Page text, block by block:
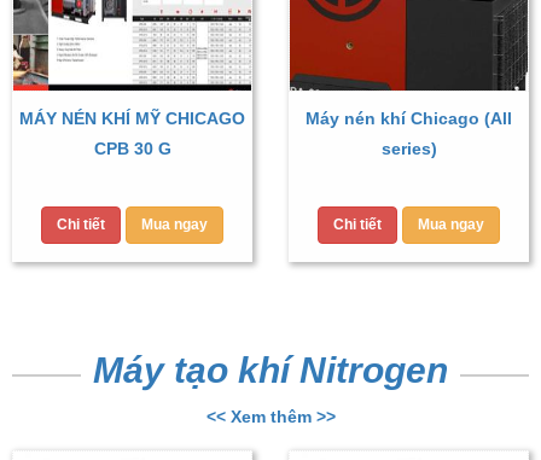
MÁY NÉN KHÍ MỸ CHICAGO
CPB 30 G
Chi tiết Mua ngay
Máy nén khí Chicago (All
series)
Chi tiết Mua ngay
Máy tạo khí Nitrogen
<< Xem thêm >>